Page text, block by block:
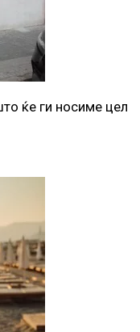
ќе ги носиме цел